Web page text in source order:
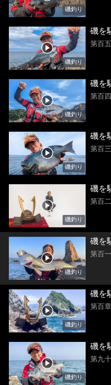
磯釣り
磯釣り
磯を
第百
磯釣り
磯を
第百
磯釣り
磯を
第百
磯釣り
磯を
第百
磯釣り
磯を
第百
磯釣り
磯を
第百
磯釣り
磯を
第九